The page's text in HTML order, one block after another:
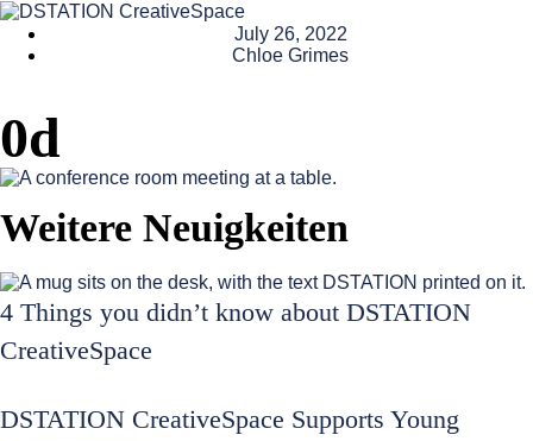
July 26, 2022
Chloe Grimes
0d
Weitere Neuigkeiten
4 Things you didn’t know about DSTATION
CreativeSpace
DSTATION CreativeSpace Supports Young